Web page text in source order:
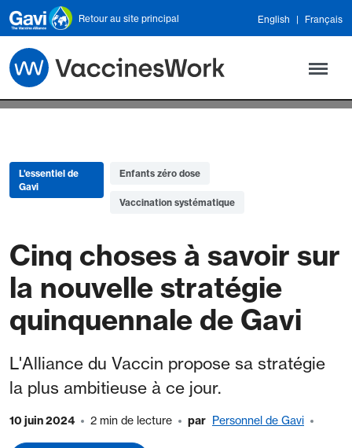
Skip to main content
Retour au site principal English Français
L'essentiel de
Gavi
Enfants zéro dose
Vaccination systématique
Cinq choses à savoir sur
la nouvelle stratégie
quinquennale de Gavi
L'Alliance du Vaccin propose sa stratégie
la plus ambitieuse à ce jour.
10 juin 2024 2 min de lecture par Personnel de Gavi